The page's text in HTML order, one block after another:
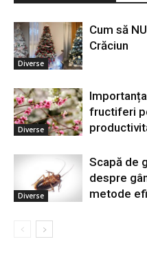
Diverse
Cum să
Crăciun
Diverse
fructiferi
Diverse
Scapă de
despre
metode